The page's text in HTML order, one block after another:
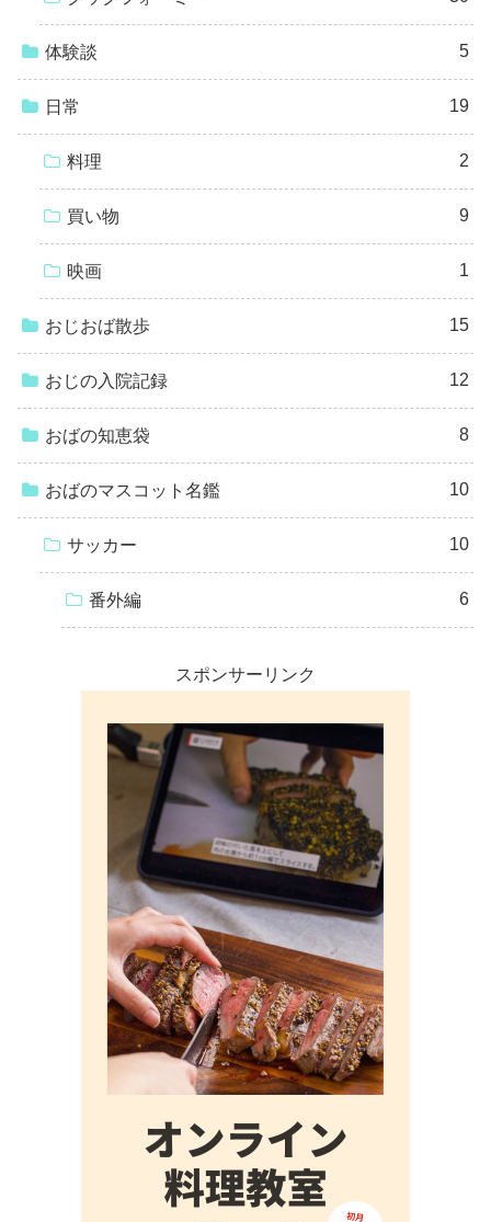
体験談 5
日常 19
料理 2
買い物 9
映画 1
おじおば散歩 15
おじの入院記録 12
おばの知恵袋 8
おばのマスコット名鑑 10
サッカー 10
番外編 6
スポンサーリンク